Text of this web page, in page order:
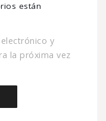
están
y
la próxima vez